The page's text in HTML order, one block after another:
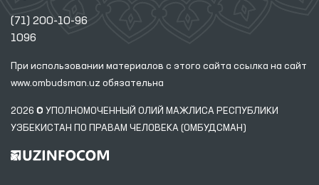
(71) 200-10-96
1096
При использовании материалов с этого сайта ссылка на сайт
www.ombudsman.uz обязательна
2026 © УПОЛНОМОЧЕННЫЙ ОЛИЙ МАЖЛИСА РЕСПУБЛИКИ
УЗБЕКИСТАН ПО ПРАВАМ ЧЕЛОВЕКА (ОМБУДСМАН)